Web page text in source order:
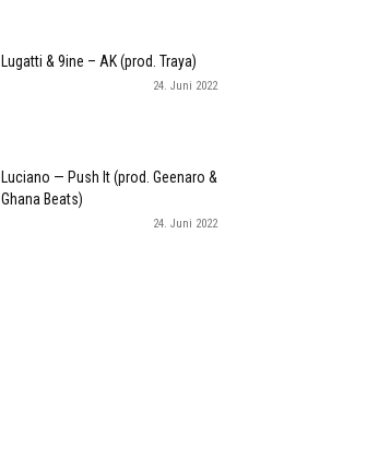
Lugatti & 9ine – AK (prod. Traya)
24. Juni 2022
Luciano — Push It (prod. Geenaro &
Ghana Beats)
24. Juni 2022